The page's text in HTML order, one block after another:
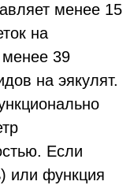
менее 15
на
39
на эякулят.
Если
или функция